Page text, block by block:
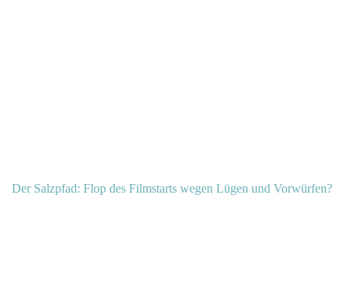
Der Salzpfad: Flop des Filmstarts wegen Lügen und Vorwürfen?